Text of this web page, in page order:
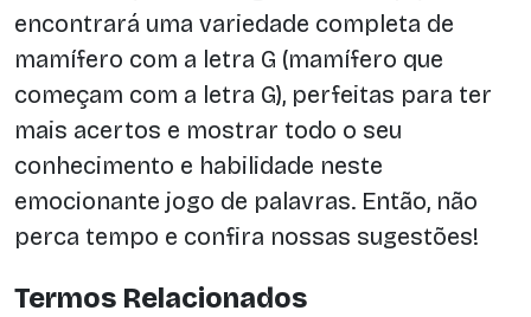
encontrará uma variedade completa de
mamífero com a letra G (mamífero que
começam com a letra G), perfeitas para ter
mais acertos e mostrar todo o seu
conhecimento e habilidade neste
emocionante jogo de palavras. Então, não
perca tempo e confira nossas sugestões!
Termos Relacionados